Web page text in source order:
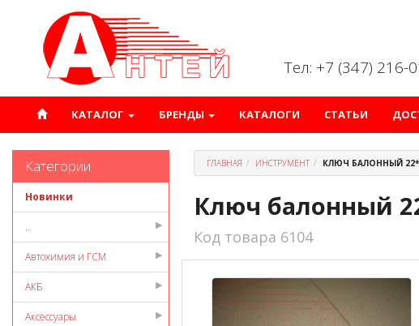
Тел: +7 (347) 216-
КАТАЛОГ БРЕНДЫ КАТАЛОГИ СТАТЬИ
Категории
Новинки
..
Автохимия и ГСМ
АКБ
Аксессуары
ГЛАВНАЯ ИНСТРУМЕНТ КЛЮЧ БАЛОННЫЙ
Ключ балонный
Код товара 6104